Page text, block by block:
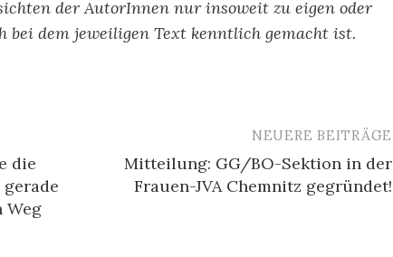
der AutorInnen nur insoweit zu eigen oder
bei dem jeweiligen Text kenntlich gemacht ist.
die
Weg
NEUERE BEITRÄGE
Mitteilung: GG/BO-Sektion in der
Frauen-JVA Chemnitz gegründet!